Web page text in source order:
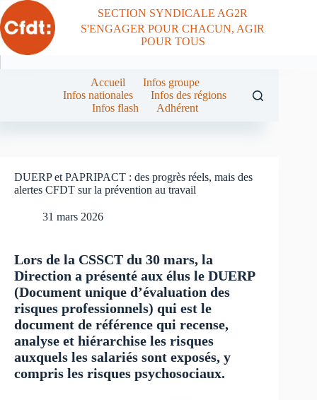
Passer
au
contenu
SECTION SYNDICALE AG2R
S'ENGAGER POUR CHACUN, AGIR
POUR TOUS
Accueil
Infos groupe
Infos nationales
Infos des régions
Infos flash
Adhérent
DUERP et PAPRIPACT : des progrès réels, mais des
alertes CFDT sur la prévention au travail
31 mars 2026
Lors de la CSSCT du 30 mars, la
Direction a présenté aux élus le DUERP
(Document unique d’évaluation des
risques professionnels) qui est le
document de référence qui recense,
analyse et hiérarchise les risques
auxquels les salariés sont exposés, y
compris les risques psychosociaux.